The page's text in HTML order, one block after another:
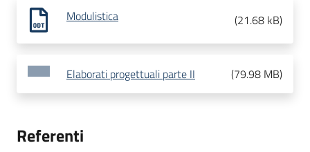
Modulistica (21.68 kB)
Elaborati progettuali parte II (79.98 MB)
Referenti